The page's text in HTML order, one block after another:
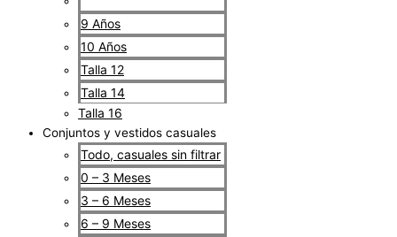
9 Años
10 Años
Talla 12
Talla 14
Talla 16
Conjuntos y vestidos casuales
Todo, casuales sin filtrar
0 – 3 Meses
3 – 6 Meses
6 – 9 Meses